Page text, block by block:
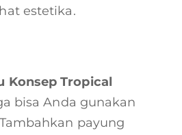
estetika.
Konsep Tropical
bisa Anda gunakan
payung